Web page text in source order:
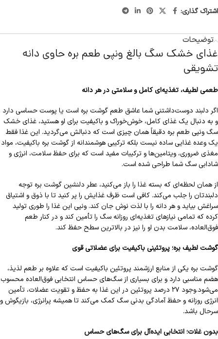
اشتراک گذاری:
توضیحات
غذای خشک سگ بالغ ونپی طعم بره حاوی دانه
تشویقی
طعمی لطیف، تغذیه‌ای کامل و سلامتی در هر دانه
اگر دلبند دوست‌داشتنی شما عاشق طعم گوشت بره است یا پوست حساسی دارد
و به دنبال یک غذای کامل، خوش‌خوراک و باکیفیت برای او هستید، غذای خشک
سگ ونپی طعم بره دقیقاً همان چیزی است که دنبالش می‌گردید. این غذا فقط
یک وعده غذایی ساده نیست بلکه ترکیبی هوشمندانه از گوشت بره باکیفیت، مواد
مغذی ضروری، ویتامین‌ها و ترکیبات مفید است که برای حفظ سلامت، انرژی و
شادابی سگ شما طراحی شده است.
از همان لحظه‌ای که بسته غذا را باز می‌کنید، عطر دلنشین گوشت بره توجه
دلبندتان را جلب می‌کند. کافی است ظرف غذایش را پر کنید تا با ذوق و اشتیاق
سراغش بیاید و هر دانه را با لذت نوش جان کند. ونپی این غذا را طوری تولید
کرده که تمامی نیازهای تغذیه‌ای روزانه سگ را تأمین کند و در کنار طعم
فوق‌العاده، سلامت بدن او را نیز در بالاترین سطح حفظ کند.
گوشت لطیف بره؛ پروتئینی باکیفیت برای عضلاتی قوی
گوشت بره یکی از منابع ارزشمند پروتئین باکیفیت است که علاوه بر طعم لذیذ،
هضم مناسبی دارد و برای بسیاری از سگ‌های حساس انتخابی فوق‌العاده محسوب
می‌شود.وجود ۲۷ درصد پروتئین در این غذا به حفظ و تقویت عضلات، تأمین
انرژی روزانه و حفظ آمادگی بدنی سگ کمک می‌کند تا همیشه پرانرژی، بازیگوش و
سرحال باشد.
بدون غلات؛ انتخابی ایده‌آل برای سگ‌های حساس